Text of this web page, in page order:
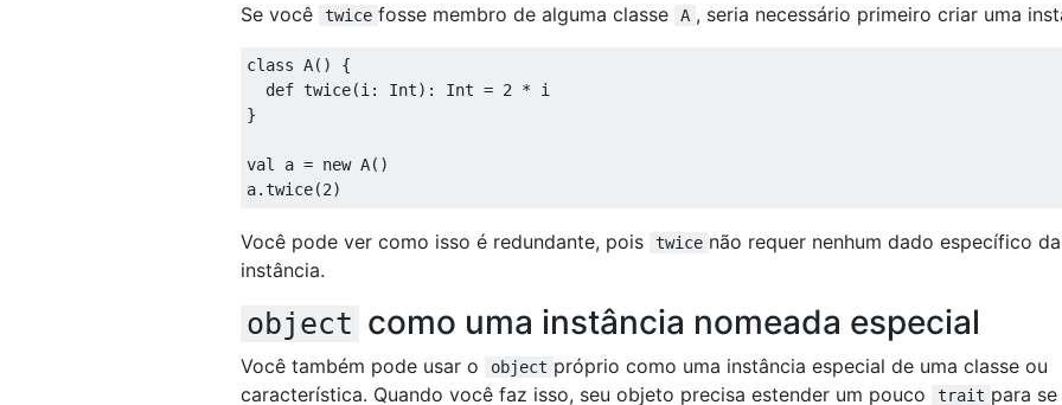
Se você
twice fosse membro de alguma classe A , seria necessário primeiro criar uma
class A()
{
def twice(i : Int): Int = 2 *
}
val a = new A()
a.twice(2)
Você pode ver como isso é redundante, pois twice não requer nenhum dado específico da
instância.
object como uma instância nomeada especial
Você também pode usar o object próprio como uma instância especial de uma classe ou
característica. Quando você faz isso, seu objeto precisa estender um pouco
trait para se